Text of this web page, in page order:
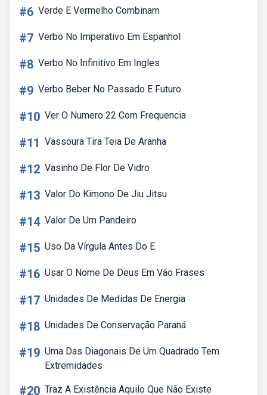
#6 Verde E Vermelho Combinam
#7 Verbo No Imperativo Em Espanhol
#8 Verbo No Infinitivo Em Ingles
#9 Verbo Beber No Passado E Futuro
#10 Ver O Numero 22 Com Frequencia
#11 Vassoura Tira Teia De Aranha
#12 Vasinho De Flor De Vidro
#13 Valor Do Kimono De Jiu Jitsu
#14 Valor De Um Pandeiro
#15 Uso Da Vírgula Antes Do E
#16 Usar O Nome De Deus Em Vão Frases
#17 Unidades De Medidas De Energia
#18 Unidades De Conservação Paraná
#19 Uma Das Diagonais De Um Quadrado Tem
Extremidades
#20 Traz A Existência Aquilo Que Não Existe